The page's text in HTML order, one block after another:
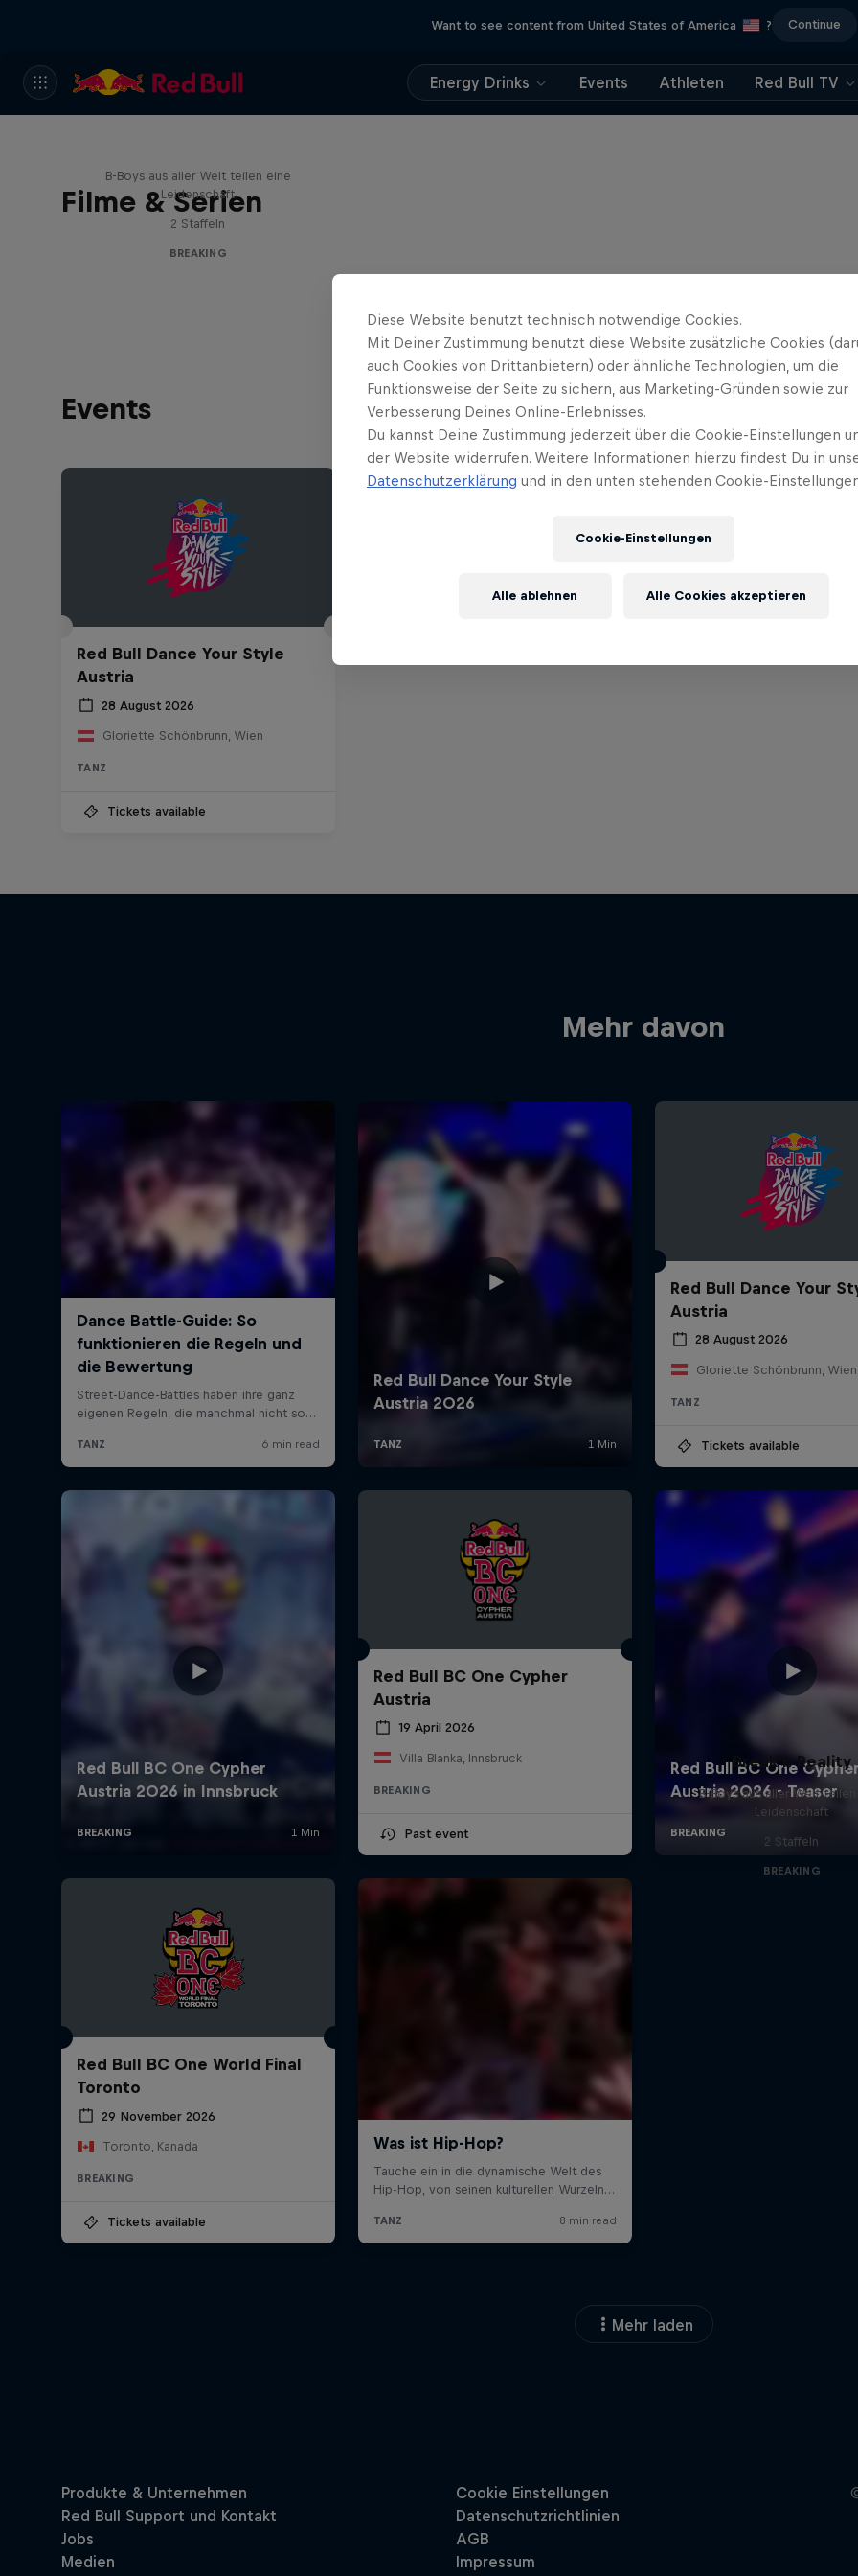
Want to see content from United States of America ? Continue
Energy Drinks Events Athleten Red Bull TV
Filme & Serien
B-Boys aus aller Welt teilen eine
Leidenschaft
2 Staffeln
BREAKING
Events
Red Bull Dance Your Style
Austria
28 August 2026
Gloriette Schönbrunn, Wien
TANZ
Tickets available
Mehr davon
Red Bull Dance Your
Austria
28 August 2026
Gloriette Schönbrunn, Wien
TANZ
Tickets available
Red Bull BC One Cypher
Austria
19 April 2026
Villa Blanka, Innsbruck
BREAKING
Past event
Red Bull BC One World Final
Toronto
29 November 2026
Toronto, Kanada
BREAKING
Tickets available
Break'n Reality
B-Boys aus aller Welt
Leidenschaft
2 Staffeln
BREAKING
Mehr laden
Diese Website benutzt technisch notwendige Cookies.
Mit Deiner Zustimmung benutzt diese Website zusätzliche Cookies
auch Cookies von Drittanbietern) oder ähnliche Technologien, um die
Funktionsweise der Seite zu sichern, aus Marketing-Gründen sowie zur
Verbesserung Deines Online-Erlebnisses.
Du kannst Deine Zustimmung jederzeit über die Cookie-Einstellungen
der Website widerrufen. Weitere Informationen hierzu findest Du in
Datenschutzerklärung und in den unten stehenden Cookie-
Cookie-Einstellungen
Alle ablehnen Alle Cookies akzeptieren